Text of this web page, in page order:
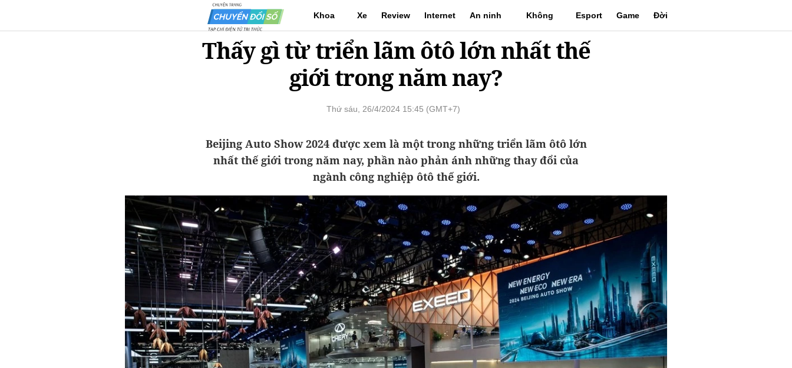
Khoa
học
Xe Review Internet An ninh
mạng
Không
gian
Esport Game Đời
Thấy gì từ triển lãm ôtô lớn nhất thế
giới trong năm nay?
Thứ sáu, 26/4/2024 15:45 (GMT+7)
Beijing Auto Show 2024 được xem là một trong những triển lãm ôtô lớn
nhất thế giới trong năm nay, phần nào phản ánh những thay đổi của
ngành công nghiệp ôtô thế giới.